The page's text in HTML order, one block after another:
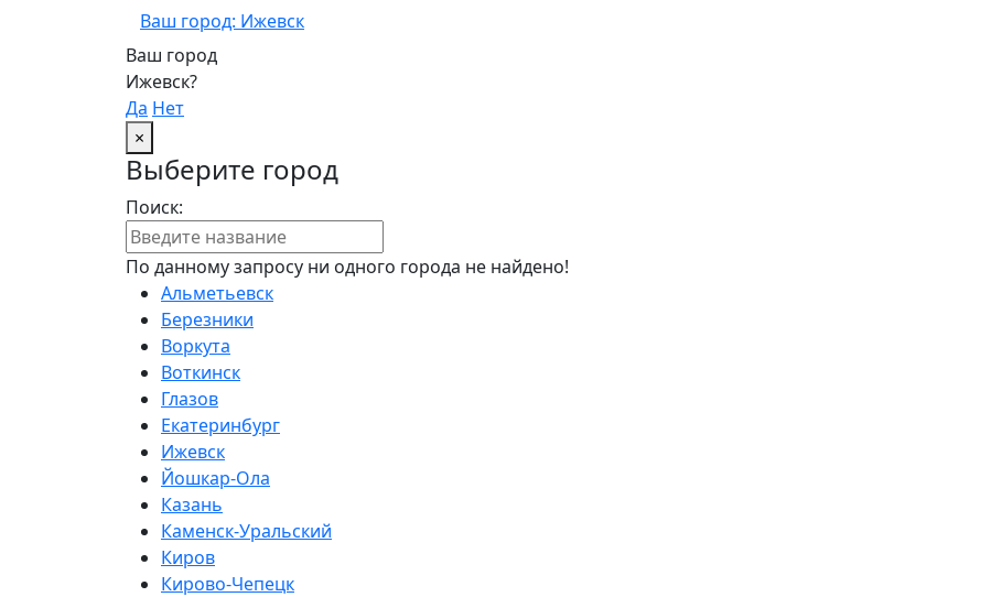
Ваш город: Ижевск
Ваш город
Ижевск?
Да Нет
×
Выберите город
Поиск:
По данному запросу ни одного города не найдено!
Альметьевск
Березники
Воркута
Воткинск
Глазов
Екатеринбург
Ижевск
Йошкар-Ола
Казань
Каменск-Уральский
Киров
Кирово-Чепецк